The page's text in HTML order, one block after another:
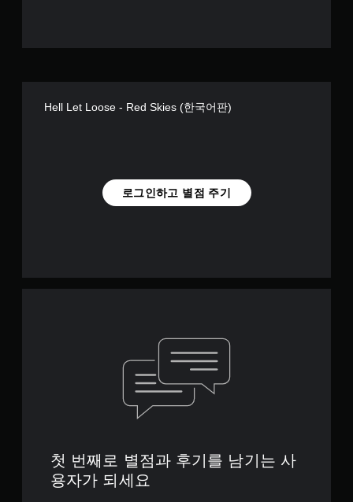
Hell Let Loose - Red Skies (한국어판)
로그인하고 별점 주기
첫 번째로 별점과 후기를 남기는 사
용자가 되세요